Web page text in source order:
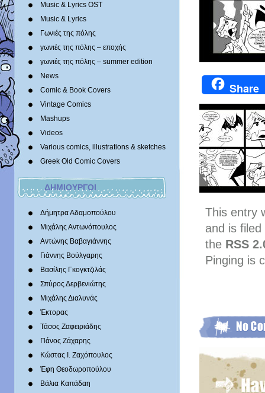
Music & Lyrics OST
Music & Lyrics
Γωνιές της πόλης
γωνιές της πόλης – εποχής
γωνιές της πόλης – summer edition
News
Comic & Book Covers
Vintage Comics
Mashups
Videos
Various comics, illustrations & sketches
Greek Old Comic Covers
ΔΗΜΙΟΥΡΓΟΙ
Δήμητρα Αδαμοπούλου
Μιχάλης Αντωνόπουλος
Αντώνης Βαβαγιάννης
Γιάννης Βούλγαρης
Βασίλης Γκογκτζιλάς
Σπύρος Δερβενιώτης
Mιχάλης Διαλυνάς
Έκτορας
Τάσος Ζαφειριάδης
Πάνος Ζάχαρης
Κώστας Ι. Ζαχόπουλoς
Έφη Θεοδωροπούλου
Βάλια Καπάδαη
Share
This entry
and is
the RSS
Pinging is